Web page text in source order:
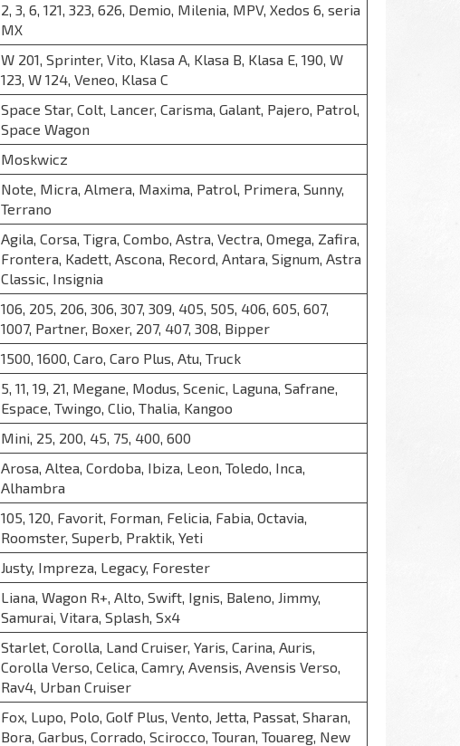
2, 3, 6, 121, 323, 626, Demio, Milenia, MPV, Xedos 6, seria
MX
W 201, Sprinter, Vito, Klasa A, Klasa B, Klasa E, 190, W
123, W 124, Veneo, Klasa C
Space Star, Colt, Lancer, Carisma, Galant, Pajero, Patrol,
Space Wagon
Moskwicz
Note, Micra, Almera, Maxima, Patrol, Primera, Sunny,
Terrano
Agila, Corsa, Tigra, Combo, Astra, Vectra, Omega, Zafira,
Frontera, Kadett, Ascona, Record, Antara, Signum, Astra
Classic, Insignia
106, 205, 206, 306, 307, 309, 405, 505, 406, 605, 607,
1007, Partner, Boxer, 207, 407, 308, Bipper
1500, 1600, Caro, Caro Plus, Atu, Truck
5, 11, 19, 21, Megane, Modus, Scenic, Laguna, Safrane,
Espace, Twingo, Clio, Thalia, Kangoo
Mini, 25, 200, 45, 75, 400, 600
Arosa, Altea, Cordoba, Ibiza, Leon, Toledo, Inca,
Alhambra
105, 120, Favorit, Forman, Felicia, Fabia, Octavia,
Roomster, Superb, Praktik, Yeti
Justy, Impreza, Legacy, Forester
Liana, Wagon R+, Alto, Swift, Ignis, Baleno, Jimmy,
Samurai, Vitara, Splash, Sx4
Starlet, Corolla, Land Cruiser, Yaris, Carina, Auris,
Corolla Verso, Celica, Camry, Avensis, Avensis Verso,
Rav4, Urban Cruiser
Fox, Lupo, Polo, Golf Plus, Vento, Jetta, Passat, Sharan,
Bora, Garbus, Corrado, Scirocco, Touran, Touareg, New